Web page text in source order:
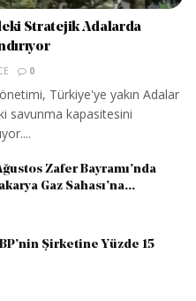
Stratejik Adalarda
0
Türkiye'ye yakın Adalar
savunma kapasitesini
Zafer Bayramı’nda
Gaz Sahası’na...
Şirketine Yüzde 15